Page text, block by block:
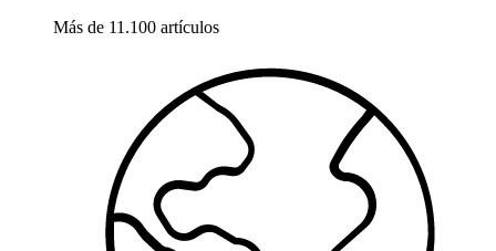
Más de 11.100 artículos